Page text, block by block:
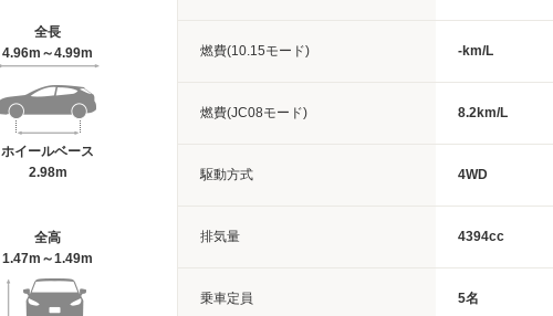
全長
4.96m～4.99m
ホイールベース
2.98m
全高
1.47m～1.49m
燃費(10.15モード) -km/L
燃費(JC08モード) 8.2km/L
駆動方式 4WD
排気量 4394cc
乗車定員 5名